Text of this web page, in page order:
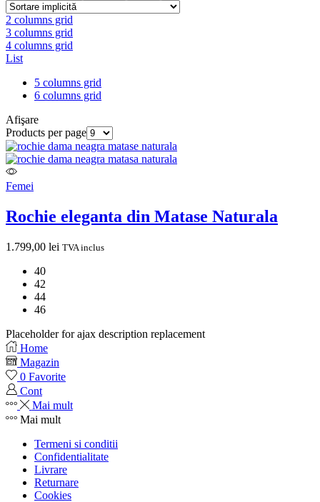
2 columns grid
3 columns grid
4 columns grid
List
5 columns grid
6 columns grid
Afişare
Products per page
Femei
Rochie eleganta din Matase Naturala
1.799,00 lei TVA inclus
40
42
44
46
Placeholder for ajax description replacement
Home
Magazin
0 Favorite
Cont
Mai mult
Mai mult
Termeni si conditii
Confidentialitate
Livrare
Returnare
Cookies